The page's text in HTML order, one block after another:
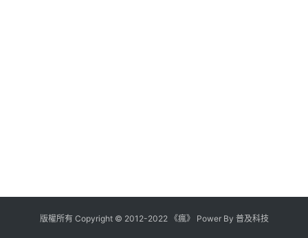
版權所有 Copyright © 2012-2022《瘋》 Power By 普及科技